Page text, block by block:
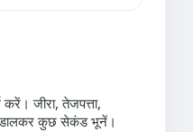
जीरा, तेजपत्ता,
डालकर कुछ सेकंड भूनें।